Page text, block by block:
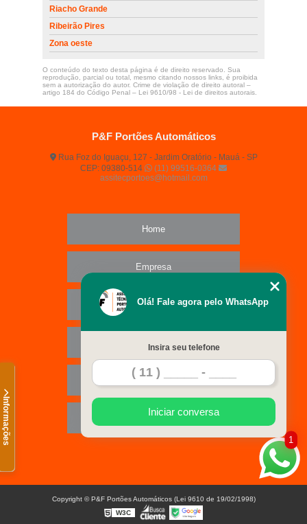
Informações
Riacho Grande
Ribeirão Pires
Zona oeste
O conteúdo do texto desta página é de direito reservado. Sua
reprodução, parcial ou total, mesmo citando nossos links, é proibida
sem a autorização do autor. Crime de violação de direito autoral –
artigo 184 do Código Penal – Lei 9610/98 - Lei de direitos autorais.
P&F Portões Automáticos
Rua Foz do Iguaçu, 127 - Jardim Oratório - Mauá - SP
CEP: 09380-514
(11) 99516-0364
assitecportoes@hotmail.com
Home
Empresa
Missão
Serviços
Contato
Mapa do site
1
Olá! Fale agora pelo WhatsApp
Insira seu telefone
Iniciar conversa
Copyright © P&F Portões Automáticos (Lei 9610 de 19/02/1998)
W3C